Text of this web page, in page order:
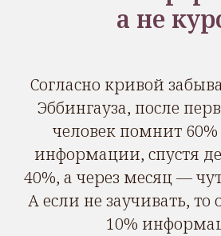
а не
Согласно кривой
Эббингауза, после
человек помнит
информации, спустя
40%, а через месяц —
А если не заучивать, то
10%